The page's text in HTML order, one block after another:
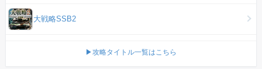
大戦略SSB2
▶攻略タイトル一覧はこちら